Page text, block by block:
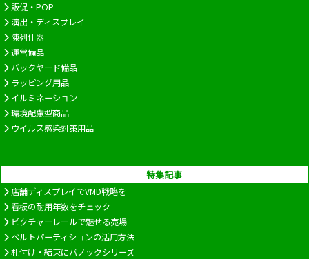
販促・POP
演出・ディスプレイ
陳列什器
運営備品
バックヤード備品
ラッピング用品
イルミネーション
環境配慮型商品
ウイルス感染対策用品
特集記事
店舗ディスプレイでVMD戦略を
看板の耐用年数をチェック
ピクチャーレールで魅せる売場
ベルトパーティションの活用方法
札付け・結束にバノックシリーズ